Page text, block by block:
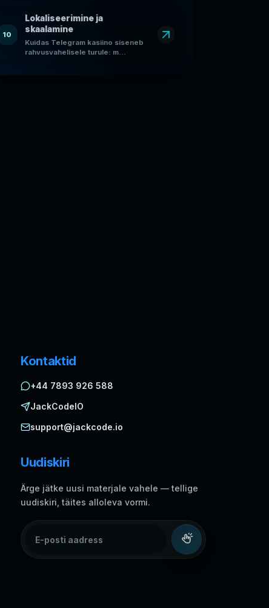
10
Lokaliseerimine ja
skaalamine
Kuidas Telegram kasiino siseneb
rahvusvahelisele turule: m...
Kontaktid
+44 7893 926 588
JackCodeIO
support@jackcode.io
Uudiskiri
Ärge jätke uusi materjale vahele — tellige
uudiskiri, täites alloleva vormi.